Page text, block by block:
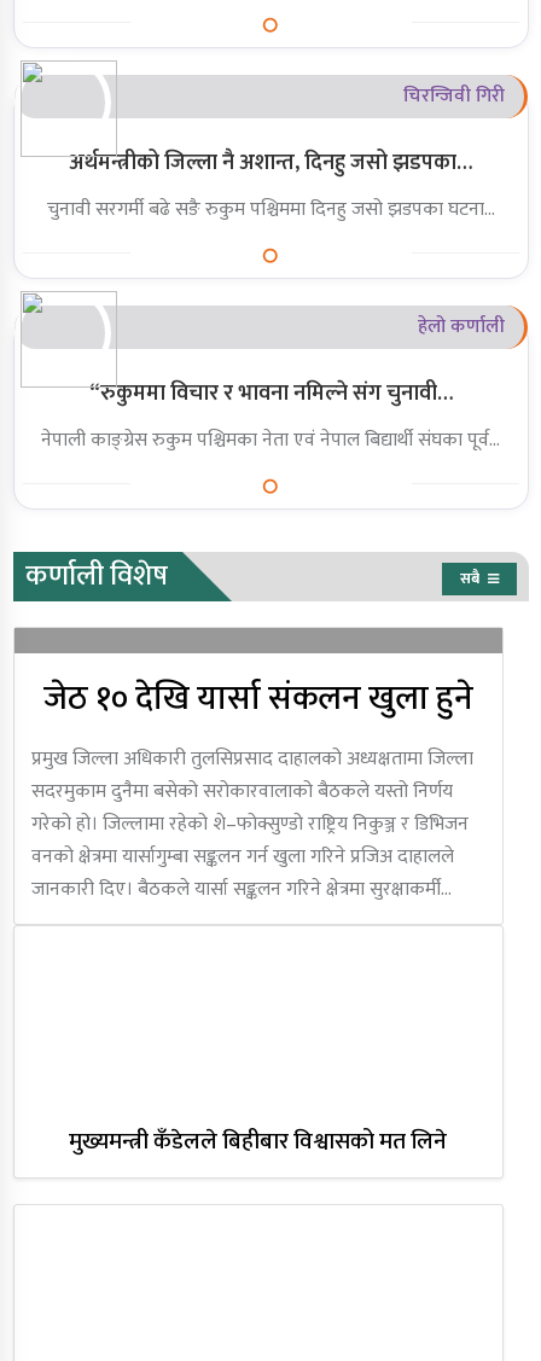
चिरन्जिवी गिरी
अर्थमन्त्रीको जिल्ला नै अशान्त, दिनहु जसो झडपका…
चुनावी सरगर्मी बढे सङै रुकुम पश्चिममा दिनहु जसो झडपका घटना…
हेलो कर्णाली
“रुकुममा विचार र भावना नमिल्ने संग चुनावी…
नेपाली काङ्ग्रेस रुकुम पश्चिमका नेता एवं नेपाल बिद्यार्थी संघका पूर्व…
कर्णाली विशेष सबै
जेठ १० देखि यार्सा संकलन खुला हुने
प्रमुख जिल्ला अधिकारी तुलसिप्रसाद दाहालको अध्यक्षतामा जिल्ला
सदरमुकाम दुनैमा बसेको सरोकारवालाको बैठकले यस्तो निर्णय
गरेको हो। जिल्लामा रहेको शे–फोक्सुण्डो राष्ट्रिय निकुञ्ज र डिभिजन
वनको क्षेत्रमा यार्सागुम्बा सङ्कलन गर्न खुला गरिने प्रजिअ दाहालले
जानकारी दिए। बैठकले यार्सा सङ्कलन गरिने क्षेत्रमा सुरक्षाकर्मी…
मुख्यमन्त्री कँडेलले बिहीबार विश्वासको मत लिने